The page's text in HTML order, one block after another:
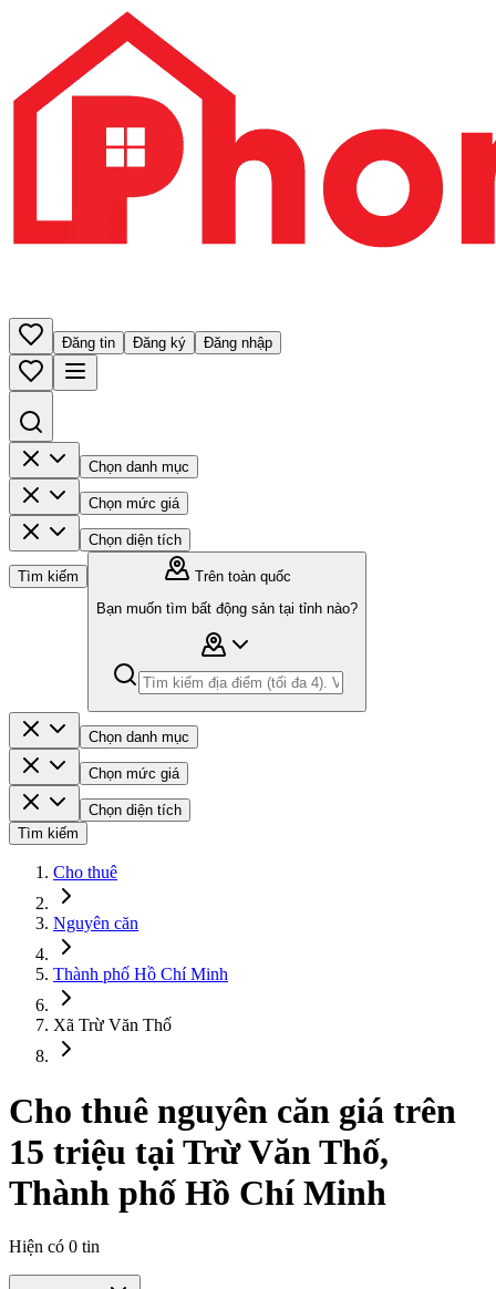
Đăng tin Đăng ký Đăng nhập
Chọn danh mục
Chọn mức giá
Chọn diện tích
Tìm kiếm
Trên toàn quốc
Bạn muốn tìm bất động sản tại tỉnh nào?
Chọn danh mục
Chọn mức giá
Chọn diện tích
Tìm kiếm
Cho thuê
Nguyên căn
Thành phố Hồ Chí Minh
Xã Trừ Văn Thố
Cho thuê nguyên căn giá trên
15 triệu tại Trừ Văn Thố,
Thành phố Hồ Chí Minh
Hiện có 0 tin